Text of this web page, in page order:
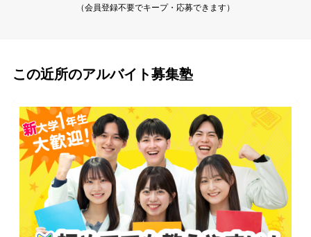
（会員登録不要でキープ・応募できます）
この近所のアルバイト募集塾